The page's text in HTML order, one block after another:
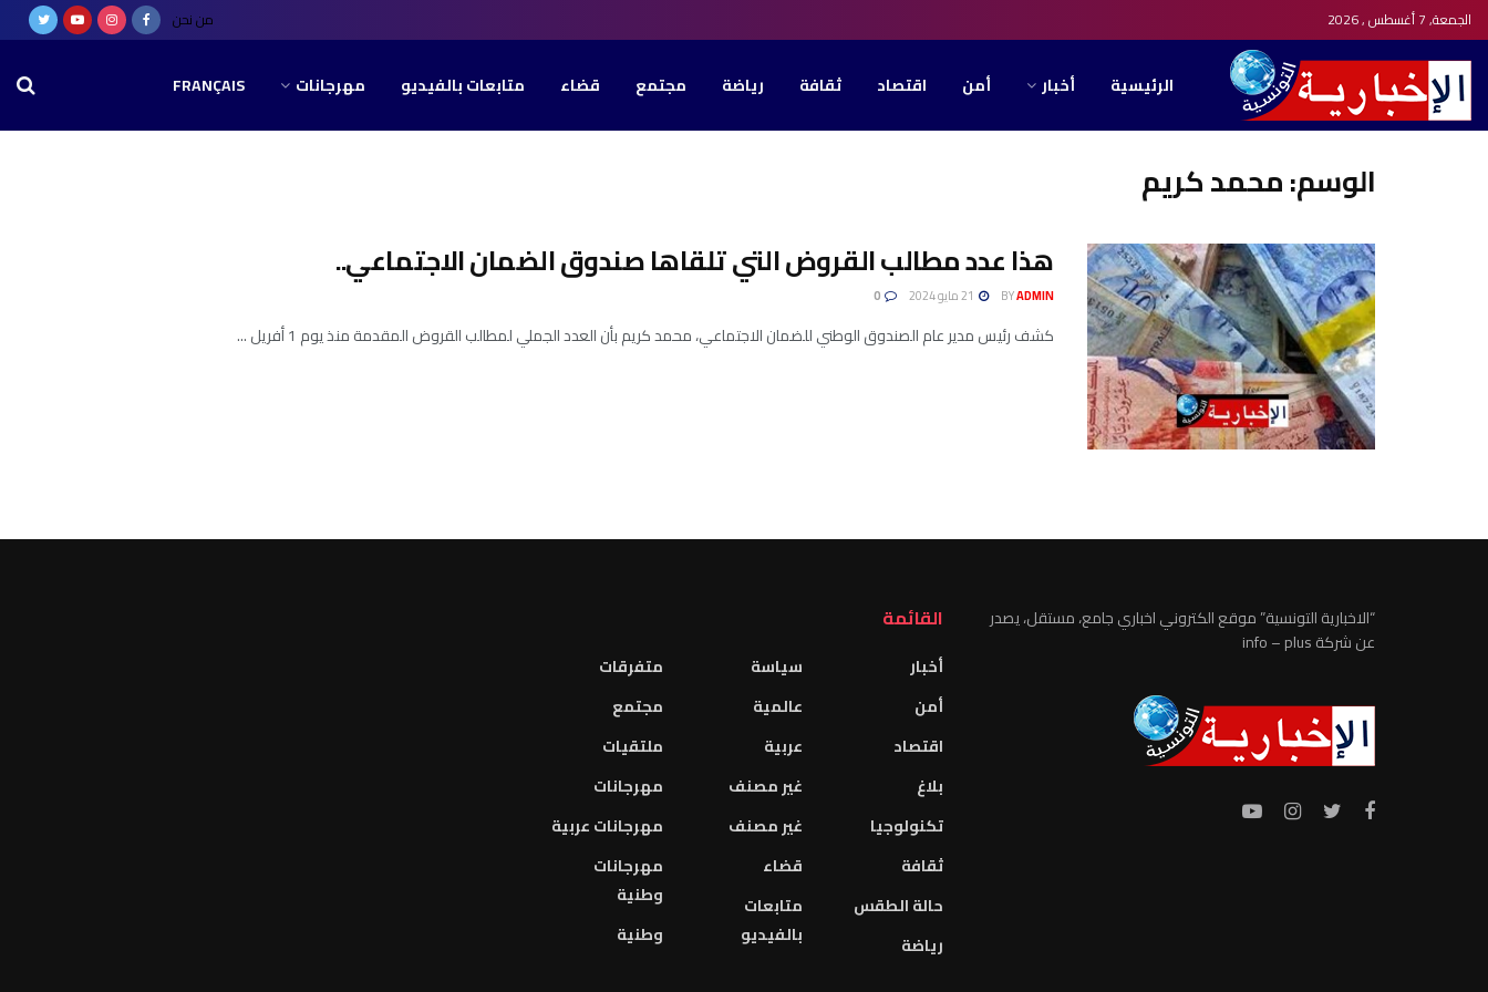
الجمعة, 7 أغسطس , 2026 من نحن
الرئيسية أخبار أمن اقتصاد ثقافة رياضة مجتمع قضاء متابعات بالفيديو مهرجانات FRANÇAIS
الوسم:محمد كريم
هذا عدد مطالب القروض التي تلقاها صندوق الضمان الاجتماعي..
BYADMIN
كشف رئيس مدير عام الصندوق الوطني للضمان الاجتماعي، محمد كريم بأن العدد الجملي لمطالب القروض المقدمة منذ يوم 1 أفريل ...
“الاخبارية التونسية” موقع الكتروني اخباري جامع، مستقل، يصدر
عن شركة info – plus
القائمة
أخبار
أمن
اقتصاد
بلاغ
تكنولوجيا
ثقافة
حالة الطقس
رياضة
سياسة
عالمية
عربية
غير مصنف
غير مصنف
قضاء
متابعات
بالفيديو
متفرقات
مجتمع
ملتقيات
مهرجانات
مهرجانات عربية
مهرجانات
وطنية
وطنية